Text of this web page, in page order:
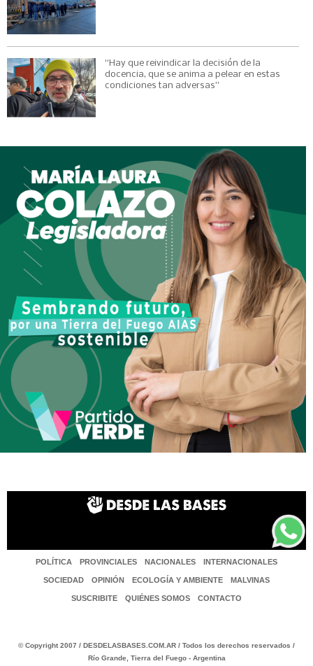
“Hay que reivindicar la decisión de la
docencia, que se anima a pelear en estas
condiciones tan adversas”
POLÍTICA PROVINCIALES NACIONALES INTERNACIONALES
SOCIEDAD OPINIÓN ECOLOGÍA Y AMBIENTE MALVINAS
SUSCRIBITE QUIÉNES SOMOS CONTACTO
© Copyright 2007 / DESDELASBASES.COM.AR / Todos los derechos reservados /
Río Grande, Tierra del Fuego - Argentina